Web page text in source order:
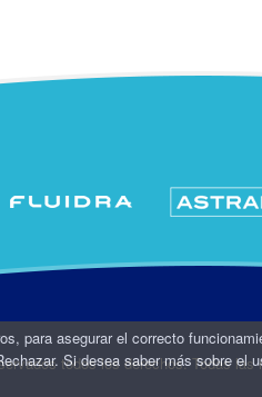
todos los derechos. Todas
para asegurar el correcto
Si desea saber más sobre el